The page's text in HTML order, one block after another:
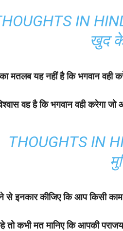
IN
खुद
का मतलब यह नहीं है कि भगवान वही
वह है कि भगवान वही करेगा
THOUGHTS IN
से इनकार कीजिए कि आप किसी
तो कभी मत मानिए कि आपकी